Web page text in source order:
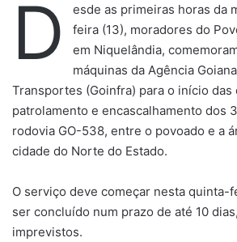
D
esde as primeiras horas da
feira (13), moradores do
em Niquelândia,
máquinas da Agência
Transportes (Goinfra) para o início das
patrolamento e encascalhamento dos
rodovia GO-538, entre o povoado e a
cidade do Norte do Estado.
O serviço deve começar nesta quinta-
ser concluído num prazo de até 10
imprevistos.